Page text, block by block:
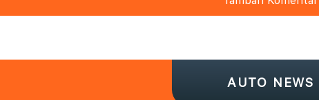
AUTO NEWS